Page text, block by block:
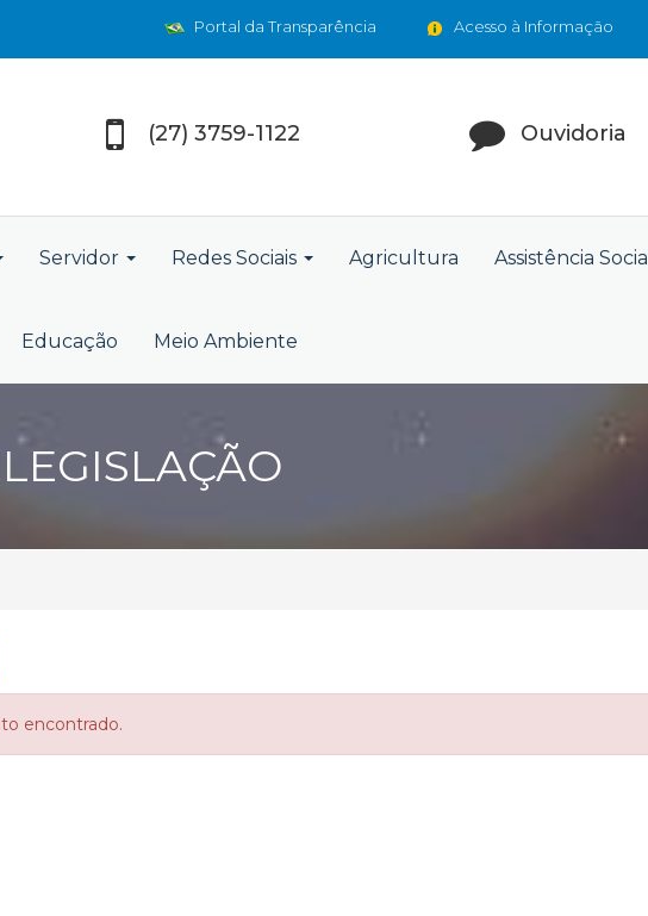
Acesso à Informação
Portal da Transparência
(27) 3759-1122 Ouvidoria
Servidor Redes Sociais Agricultura Assistência Social
Educação Meio Ambiente
LEGISLAÇÃO
encontrado.